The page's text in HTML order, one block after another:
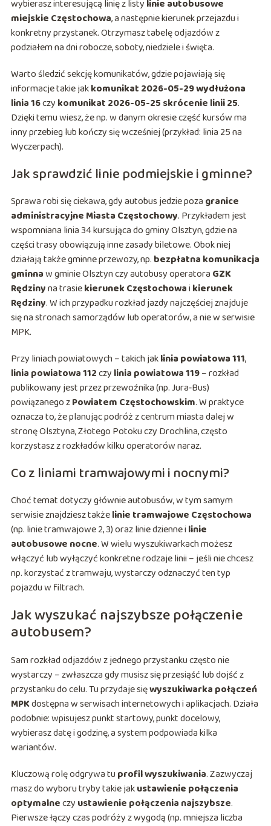
wybierasz interesującą linię z listy linie autobusowe
miejskie Częstochowa, a następnie kierunek przejazdu i
konkretny przystanek. Otrzymasz tabelę odjazdów z
podziałem na dni robocze, soboty, niedziele i święta.
Warto śledzić sekcję komunikatów, gdzie pojawiają się
informacje takie jakkomunikat 2026-05-29 wydłużona
linia 16czy komunikat 2026-05-25 skrócenie linii 25.
Dzięki temu wiesz, że np. w danym okresie część kursów ma
inny przebieg lub kończy się wcześniej (przykład: linia 25 na
Wyczerpach).
Jak sprawdzić linie podmiejskie i gminne?
Sprawa robi się ciekawa, gdy autobus jedzie poza granice
administracyjne Miasta Częstochowy. Przykładem jest
wspomniana linia 34 kursująca do gminy Olsztyn, gdzie na
części trasy obowiązują inne zasady biletowe. Obok niej
działają także gminne przewozy, np. bezpłatna komunikacja
gminnaw gminie Olsztyn czy autobusy operatora GZK
Rędzinyna trasiekierunek Częstochowai kierunek
Rędziny. W ich przypadku rozkład jazdy najczęściej znajduje
się na stronach samorządów lub operatorów, a nie w serwisie
MPK.
Przy liniach powiatowych – takich jaklinia powiatowa 111,
linia powiatowa 112czy linia powiatowa 119– rozkład
publikowany jest przez przewoźnika (np. Jura‑Bus)
powiązanego zPowiatem Częstochowskim. W praktyce
oznacza to, że planując podróż z centrum miasta dalej w
stronę Olsztyna, Złotego Potoku czy Drochlina, często
korzystasz z rozkładów kilku operatorów naraz.
Co z liniami tramwajowymi i nocnymi?
Choć temat dotyczy głównie autobusów, w tym samym
serwisie znajdziesz takżelinie tramwajowe Częstochowa
(np. linie tramwajowe 2, 3) oraz linie dzienne i linie
autobusowe nocne. W wielu wyszukiwarkach możesz
włączyć lub wyłączyć konkretne rodzaje linii – jeśli nie chcesz
np. korzystać z tramwaju, wystarczy odznaczyć ten typ
pojazdu w filtrach.
Jak wyszukać najszybsze połączenie
autobusem?
Sam rozkład odjazdów z jednego przystanku często nie
wystarczy – zwłaszcza gdy musisz się przesiąść lub dojść z
przystanku do celu. Tu przydaje sięwyszukiwarka połączeń
MPKdostępna w serwisach internetowych i aplikacjach. Działa
podobnie: wpisujesz punkt startowy, punkt docelowy,
wybierasz datę i godzinę, a system podpowiada kilka
wariantów.
Kluczową rolę odgrywa tuprofil wyszukiwania. Zazwyczaj
masz do wyboru tryby takie jakustawienie połączenia
optymalneczy ustawienie połączenia najszybsze.
Pierwsze łączy czas podróży z wygodą (np. mniejsza liczba